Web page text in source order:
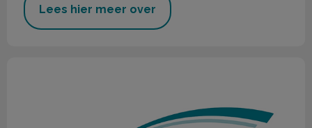
Lees hier meer over